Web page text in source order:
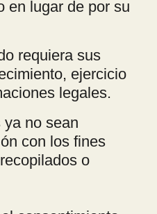
en lugar de por su
requiera sus
ejercicio
legales.
no sean
con los fines
o